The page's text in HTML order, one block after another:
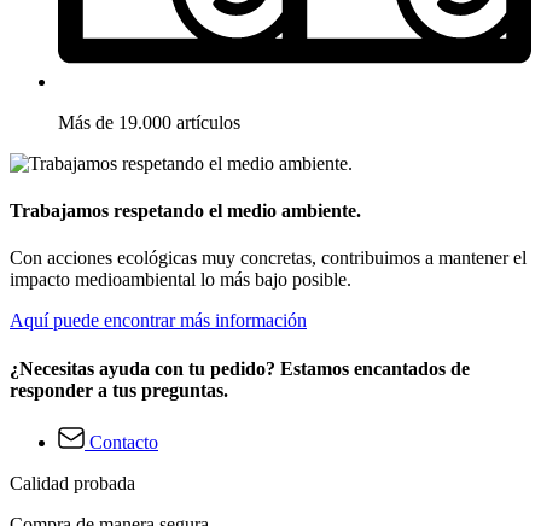
Más de 19.000 artículos
Trabajamos respetando el medio ambiente.
Con acciones ecológicas muy concretas, contribuimos a mantener el
impacto medioambiental lo más bajo posible.
Aquí puede encontrar más información
¿Necesitas ayuda con tu pedido? Estamos encantados de
responder a tus preguntas.
Contacto
Calidad probada